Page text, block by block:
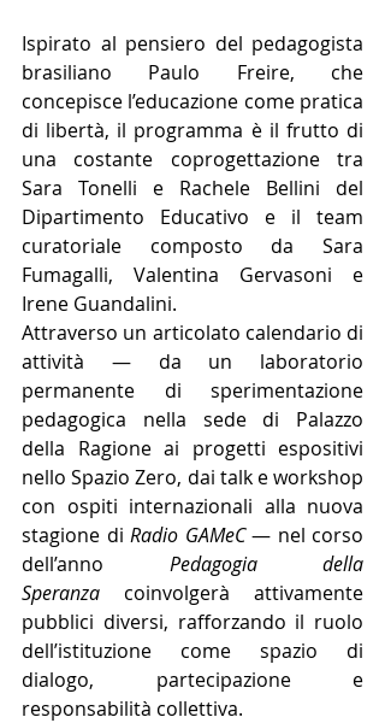
Ispirato al pensiero del pedagogista
brasiliano Paulo Freire, che
concepisce l’educazione come pratica
di libertà, il programma è il frutto di
una costante coprogettazione tra
Sara Tonelli e Rachele Bellini del
Dipartimento Educativo e il team
curatoriale composto da Sara
Fumagalli, Valentina Gervasoni e
Irene Guandalini.
Attraverso un articolato calendario di
attività — da un laboratorio
permanente di sperimentazione
pedagogica nella sede di Palazzo
della Ragione ai progetti espositivi
nello Spazio Zero, dai talk e workshop
con ospiti internazionali alla nuova
stagione di Radio GAMeC — nel corso
dell’anno Pedagogia della
Speranza coinvolgerà attivamente
pubblici diversi, rafforzando il ruolo
dell’istituzione come spazio di
dialogo, partecipazione e
responsabilità collettiva.